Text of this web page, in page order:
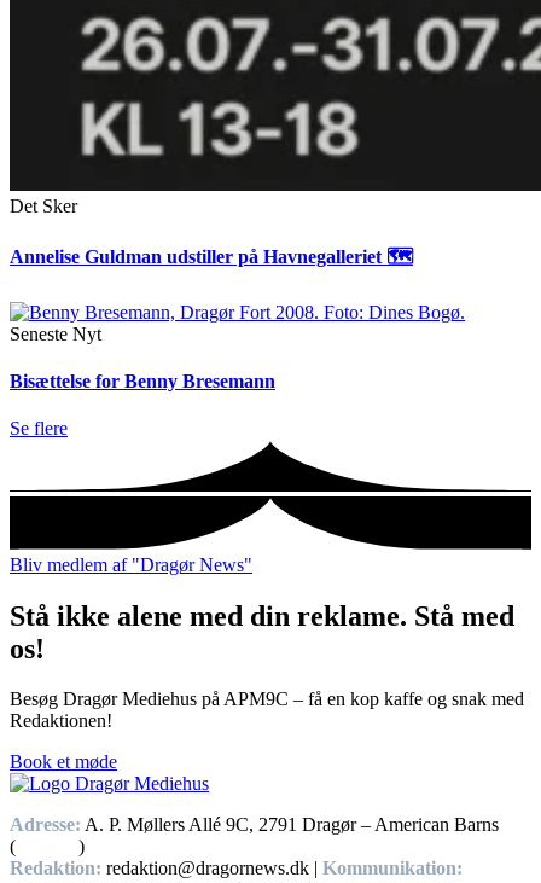
Det Sker
Annelise Guldman udstiller på Havnegalleriet 🗺
Seneste Nyt
Bisættelse for Benny Bresemann
Se flere
Bliv medlem af "Dragør News"
Stå ikke alene med din reklame. Stå med
os!
Besøg Dragør Mediehus på APM9C – få en kop kaffe og snak med
Redaktionen!
Book et møde
Adresse: A. P. Møllers Allé 9C, 2791 Dragør – American Barns
(
)
Redaktion: redaktion@dragornews.dk | Kommunikation: